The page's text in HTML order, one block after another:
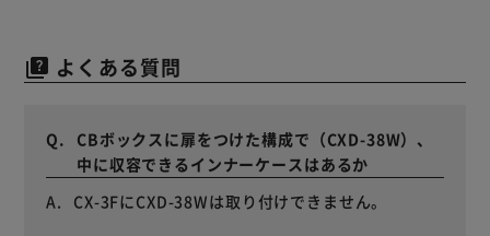
quiz よくある質問
CBボックスに扉をつけた構成で（CXD-38W）、
中に収容できるインナーケースはあるか
CX-3FにCXD-38Wは取り付けできません。